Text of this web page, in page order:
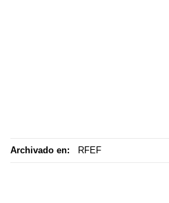
Archivado en: RFEF